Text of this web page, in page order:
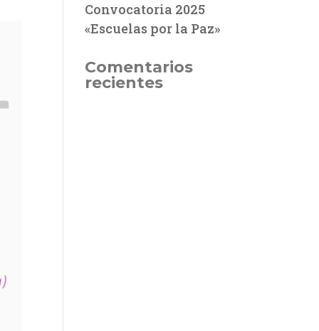
Convocatoria 2025
«Escuelas por la Paz»
Comentarios
recientes